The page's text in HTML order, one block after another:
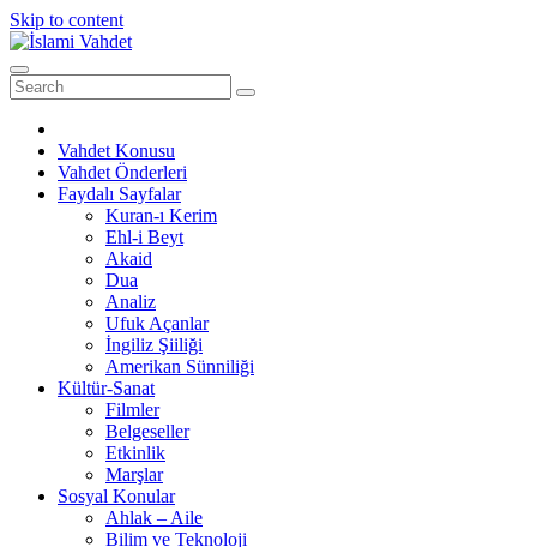
Skip to content
Vahdet Konusu
Vahdet Önderleri
Faydalı Sayfalar
Kuran-ı Kerim
Ehl-i Beyt
Akaid
Dua
Analiz
Ufuk Açanlar
İngiliz Şiiliği
Amerikan Sünniliği
Kültür-Sanat
Filmler
Belgeseller
Etkinlik
Marşlar
Sosyal Konular
Ahlak – Aile
Bilim ve Teknoloji